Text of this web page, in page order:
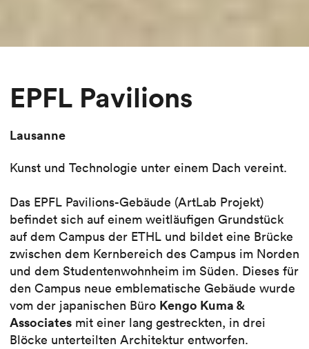
EPFL Pavilions
Lausanne
Kunst und Technologie unter einem Dach vereint.
Das EPFL Pavilions-Gebäude (ArtLab Projekt)
befindet sich auf einem weitläufigen Grundstück
auf dem Campus der ETHL und bildet eine Brücke
zwischen dem Kernbereich des Campus im Norden
und dem Studentenwohnheim im Süden. Dieses für
den Campus neue emblematische Gebäude wurde
vom der japanischen Büro Kengo Kuma &
Associates mit einer lang gestreckten, in drei
Blöcke unterteilten Architektur entworfen.